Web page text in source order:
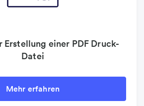
einer PDF Druck-
Datei
Mehr erfahren